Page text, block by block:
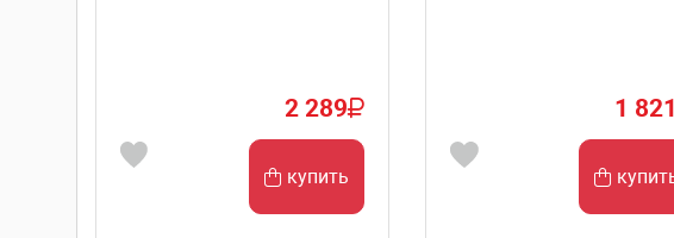
2 289
купить
1